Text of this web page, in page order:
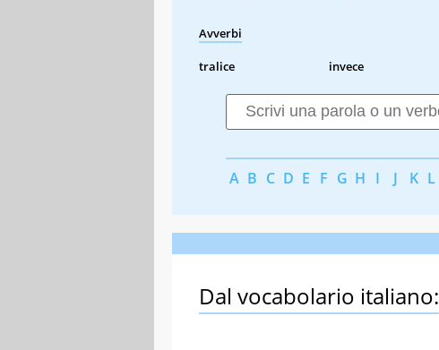
Avverbi
tralice invece
A B C D E F G H I J K L
Dal vocabolario italiano: